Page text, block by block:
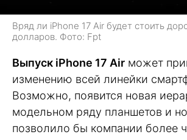
Вряд ли iPhone 17 Air будет стоить
долларов. Фото: Fpt
Выпуск iPhone 17 Air может
изменению всей линейки
Возможно, появится новая
модельном ряду планшетов и
позволило бы компании более